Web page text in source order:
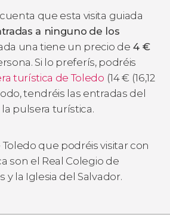
que esta visita guiada
a ninguno de los
una tiene un precio de 4 €
Si lo preferís, podréis
turística de Toledo (14€ (16,12
tendréis las entradas del
pulsera turística.
que podréis visitar con
son el Real Colegio de
y la Iglesia del Salvador.